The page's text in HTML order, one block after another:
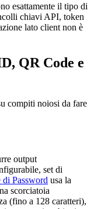
esattamente il tipo di
chiavi API, token
lato client non è
QR Code e
compiti noiosi da fare
output
set di
di Password usa la
scorciatoia
(fino a 128 caratteri),